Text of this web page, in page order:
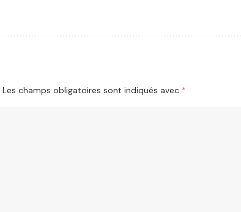
Les champs obligatoires sont indiqués avec *